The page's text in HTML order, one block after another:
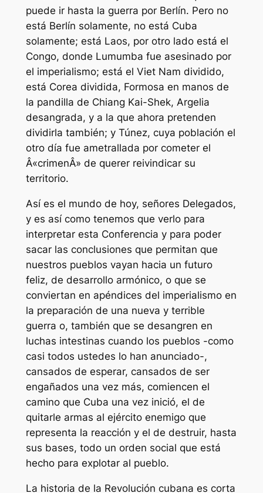
puede ir hasta la guerra por Berlín. Pero no
está Berlín solamente, no está Cuba
solamente; está Laos, por otro lado está el
Congo, donde Lumumba fue asesinado por
el imperialismo; está el Viet Nam dividido,
está Corea dividida, Formosa en manos de
la pandilla de Chiang Kai-Shek, Argelia
desangrada, y a la que ahora pretenden
dividirla también; y Túnez, cuya población el
otro día fue ametrallada por cometer el
Â«crimenÂ» de querer reivindicar su
territorio.
Así es el mundo de hoy, señores Delegados,
y es así como tenemos que verlo para
interpretar esta Conferencia y para poder
sacar las conclusiones que permitan que
nuestros pueblos vayan hacia un futuro
feliz, de desarrollo armónico, o que se
conviertan en apéndices del imperialismo en
la preparación de una nueva y terrible
guerra o, también que se desangren en
luchas intestinas cuando los pueblos -como
casi todos ustedes lo han anunciado-,
cansados de esperar, cansados de ser
engañados una vez más, comiencen el
camino que Cuba una vez inició, el de
quitarle armas al ejército enemigo que
representa la reacción y el de destruir, hasta
sus bases, todo un orden social que está
hecho para explotar al pueblo.
La historia de la Revolución cubana es corta